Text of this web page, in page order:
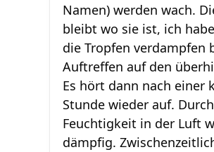
Namen) werden wach.
bleibt wo sie ist, ich
die Tropfen verdampfen
Auftreffen auf den
Es hört dann nach einer
Stunde wieder auf.
Feuchtigkeit in der Luft
dämpfig.